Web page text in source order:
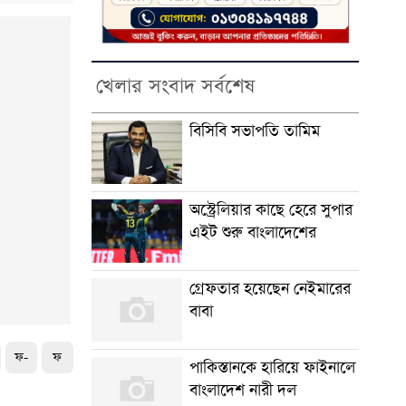
ফ- ফ
খেলার সংবাদ সর্বশেষ
বিসিবি সভাপতি তামিম
অস্ট্রেলিয়ার কাছে হেরে সুপার
এইট শুরু বাংলাদেশের
গ্রেফতার হয়েছেন নেইমারের
বাবা
পাকিস্তানকে হারিয়ে ফাইনালে
বাংলাদেশ নারী দল